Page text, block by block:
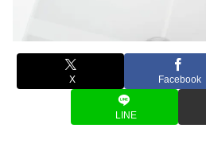
X Facebook
LINE